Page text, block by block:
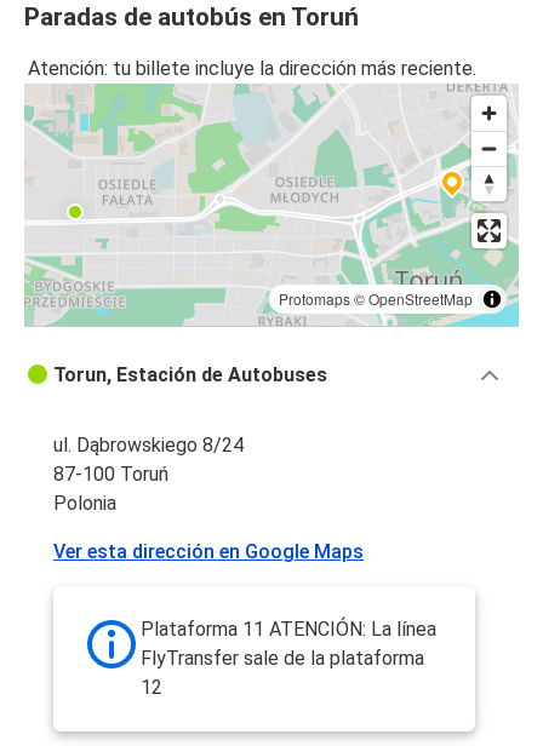
Paradas de autobús en Toruń
Atención: tu billete incluye la dirección más reciente.
Protomaps©OpenStreetMap
Torun, Estación de Autobuses
ul. Dąbrowskiego 8/24
87-100 Toruń
Polonia
Ver esta dirección en Google Maps
Plataforma 11 ATENCIÓN: La línea
FlyTransfer sale de la plataforma
12